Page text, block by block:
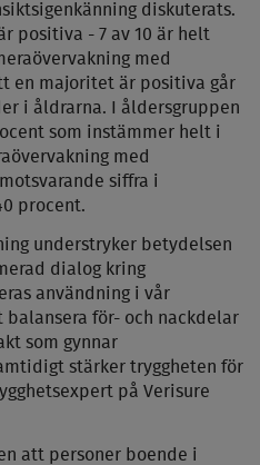
diskuterats.
positiva - 7 av 10 är helt
med
en majoritet är positiva går
i åldrarna. I åldersgruppen
som instämmer helt i
med
siffra i
procent.
understryker betydelsen
dialog kring
användning i vår
för- och nackdelar
som gynnar
stärker tryggheten för
på Verisure
att personer boende i